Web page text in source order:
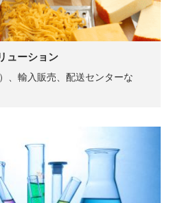
ューション
、輸入販売、配送センターな